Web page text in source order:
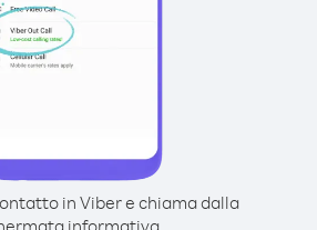
in Viber e chiama dalla
informativa